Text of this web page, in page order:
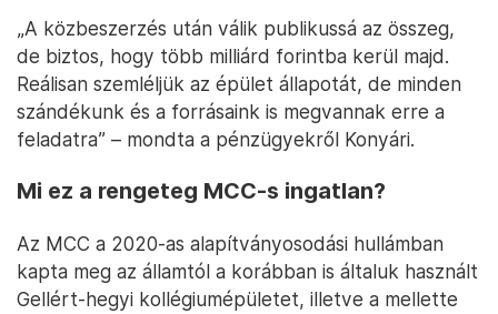
„A közbeszerzés után válik publikussá az összeg,
de biztos, hogy több milliárd forintba kerül majd.
Reálisan szemléljük az épület állapotát, de minden
szándékunk és a forrásaink is megvannak erre a
feladatra” – mondta a pénzügyekről Konyári.
Mi ez a rengeteg MCC-s ingatlan?
Az MCC a 2020-as alapítványosodási hullámban
kapta meg az államtól a korábban is általuk használt
Gellért-hegyi kollégiumépületet, illetve a mellette